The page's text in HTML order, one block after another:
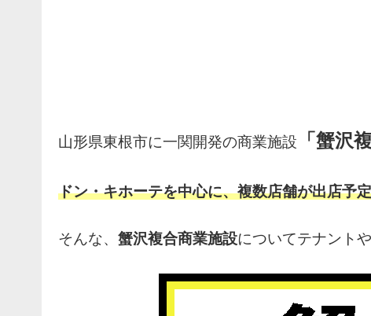
山形県東根市に一関開発の商業施設 「蟹沢
ドン・キホーテを中心に、複数店舗が出店予
そんな、 蟹沢複合商業施設についてテナント